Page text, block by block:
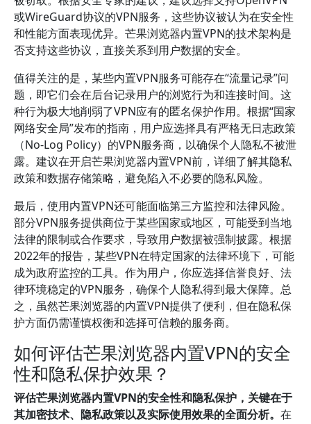
或WireGuard协议的VPN服务，这些协议被认为在安全性
和性能方面表现优异。芒果浏览器内置VPN的技术架构是
否支持这些协议，直接关系到用户数据的安全。
值得关注的是，某些内置VPN服务可能存在“流量记录”问
题，即它们会在后台记录用户的浏览行为和连接时间。这
种行为极大地削弱了VPN应有的匿名保护作用。根据“国家
网络安全局”发布的指南，用户应选择具有严格无日志政策
（No-Log Policy）的VPN服务商，以确保个人隐私不被泄
露。建议在开启芒果浏览器内置VPN前，详细了解其隐私
政策和数据存储策略，避免陷入不必要的隐私风险。
最后，使用内置VPN还可能面临第三方监控和法律风险。
部分VPN服务提供商位于某些国家或地区，可能受到当地
法律的限制或合作要求，导致用户数据被强制披露。根据
2022年的报告，某些VPN在特定国家的法律环境下，可能
成为政府监控的工具。作为用户，你应选择信誉良好、法
律环境稳定的VPN服务，确保个人隐私得到最大保障。总
之，虽然芒果浏览器的内置VPN提供了便利，但在隐私保
护方面仍需谨慎权衡和选择可信赖的服务商。
如何评估芒果浏览器内置VPN的安全
性和隐私保护效果？
评估芒果浏览器内置VPN的安全性和隐私保护，关键在于
其加密技术、隐私政策以及实际使用效果的全面分析。 在